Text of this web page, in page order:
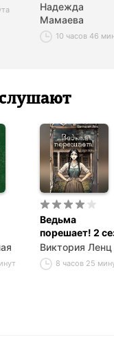
Надежда
Мамаева
10 часов 46
слушают
Ведьма
порешает! 2
Виктория Ленц
8 часов 25